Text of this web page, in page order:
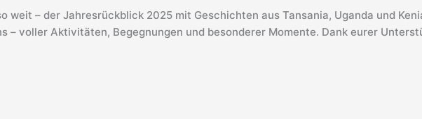
weit – der Jahresrückblick 2025 mit Geschichten aus Tansania, Uganda und
– voller Aktivitäten, Begegnungen und besonderer Momente. Dank eurer